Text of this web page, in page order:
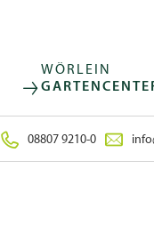
WÖRLEIN
08807 9210-0
FOLGE UNS AUF: